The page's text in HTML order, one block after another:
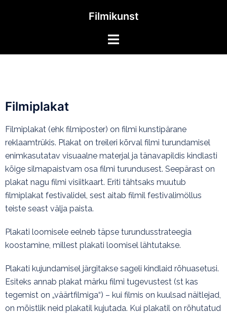
Filmikunst
Filmiplakat
Filmiplakat (ehk filmiposter) on filmi kunstipärane
reklaamtrükis. Plakat on treileri kõrval filmi turundamisel
enimkasutatav visuaalne materjal ja tänavapildis kindlasti
kõige silmapaistvam osa filmi turundusest. Seepärast on
plakat nagu filmi visiitkaart. Eriti tähtsaks muutub
filmiplakat festivalidel, sest aitab filmil festivalimöllus
teiste seast välja paista.
Plakati loomisele eelneb täpse turundusstrateegia
koostamine, millest plakati loomisel lähtutakse.
Plakati kujundamisel järgitakse sageli kindlaid rõhuasetusi.
Esiteks annab plakat märku filmi tugevustest (st kas
tegemist on „väärtfilmiga“) – kui filmis on kuulsad näitlejad,
on mõistlik neid plakatil kujutada. Kui plakatil on rõhutatud